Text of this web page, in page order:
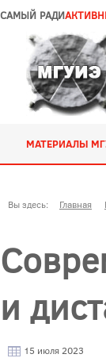
САМЫЙ РАДИ
МАТЕРИАЛЫ
Вы здесь: Главная
и
15 июля 2023